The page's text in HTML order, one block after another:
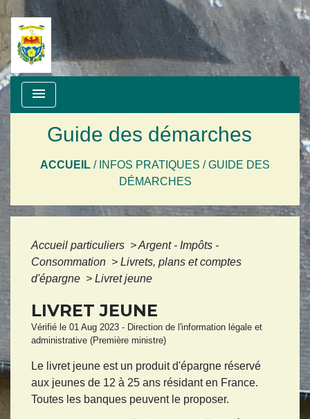
menu
Guide des démarches
ACCUEIL / INFOS PRATIQUES /GUIDE DES
DÉMARCHES
Accueil particuliers >Argent - Impôts -
Consommation > Livrets, plans et comptes
d'épargne > Livret jeune
LIVRET JEUNE
Vérifié le 01 Aug 2023 - Direction de l'information légale et
administrative (Première ministre)
Le livret jeune est un produit d'épargne réservé
aux jeunes de 12 à 25 ans résidant en France.
Toutes les banques peuvent le proposer.